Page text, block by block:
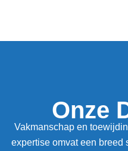
Onze
Vakmanschap en
expertise omvat een breed